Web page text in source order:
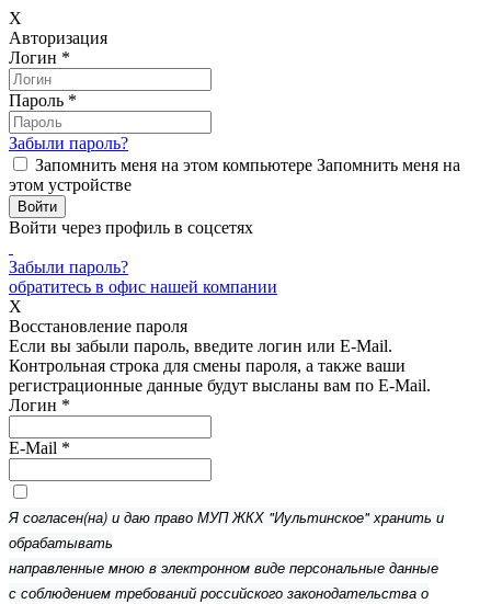
X
Авторизация
Логин *
Пароль *
Забыли пароль?
Запомнить меня на этом компьютере Запомнить меня на
этом устройстве
Войти через профиль в соцсетях
Забыли пароль?
обратитесь в офис нашей компании
X
Восстановление пароля
Если вы забыли пароль, введите логин или E-Mail.
Контрольная строка для смены пароля, а также ваши
регистрационные данные будут высланы вам по E-Mail.
Логин *
E-Mail *
Я согласен(на) и даю право МУП ЖКХ "Иультинское" хранить и
обрабатывать
направленные мною в электронном виде персональные данные
с соблюдением требований российского законодательства о